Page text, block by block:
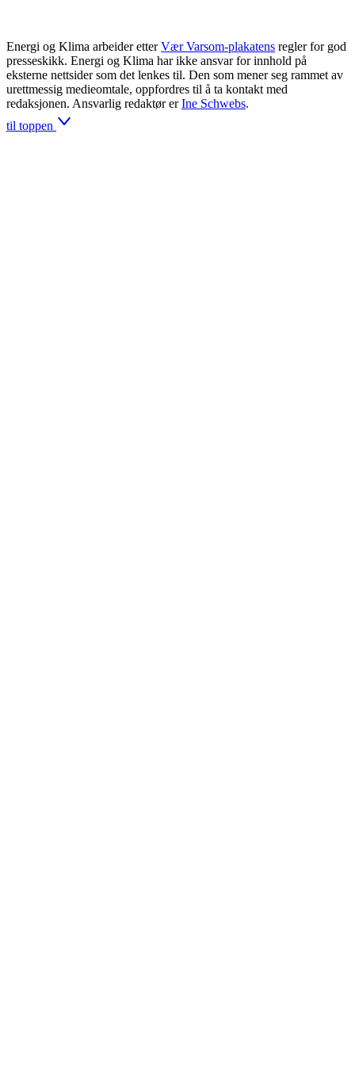
Energi og Klima arbeider etter Vær Varsom-plakatens regler for god
presseskikk. Energi og Klima har ikke ansvar for innhold på
eksterne nettsider som det lenkes til. Den som mener seg rammet av
urettmessig medieomtale, oppfordres til å ta kontakt med
redaksjonen. Ansvarlig redaktør er Ine Schwebs.
til toppen